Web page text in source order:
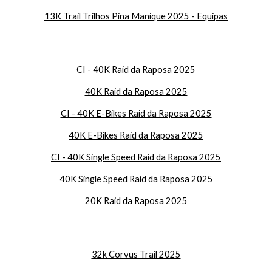
13K Trail Trilhos Pina Manique 2025 - Equipas
CI - 40K Raid da Raposa 2025
40K Raid da Raposa 2025
CI - 40K E-Bikes Raid da Raposa 2025
40K E-Bikes Raid da Raposa 2025
CI - 40K Single Speed Raid da Raposa 2025
40K Single Speed Raid da Raposa 2025
20K Raid da Raposa 2025
32k Corvus Trail 2025